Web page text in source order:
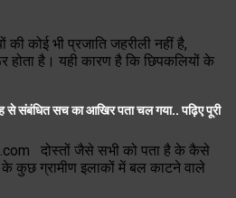
कोई भी प्रजाति जहरीली नहीं है,
है। यही कारण है कि छिपकलियों के
से संबंधित सच का आखिर पता चल गया.. पढ़िए पूरी
दोस्तों जैसे सभी को पता है के कैसे
कुछ ग्रामीण इलाकों में बल काटने वाले